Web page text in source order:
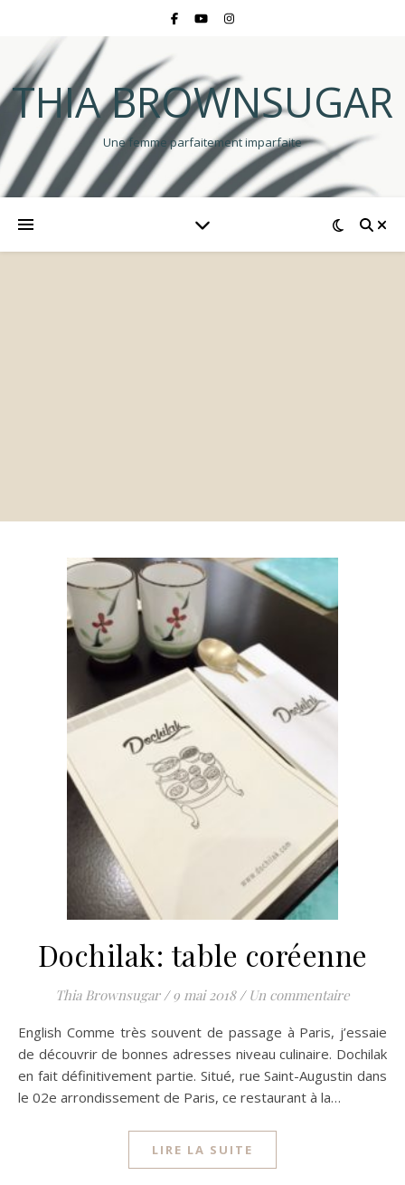
THIA BROWNSUGAR
Une femme parfaitement imparfaite
Dochilak: table coréenne
Thia Brownsugar / 9 mai 2018 / Un commentaire
English Comme très souvent de passage à Paris, j’essaie
de découvrir de bonnes adresses niveau culinaire. Dochilak
en fait définitivement partie. Situé, rue Saint-Augustin dans
le 02e arrondissement de Paris, ce restaurant à la…
LIRE LA SUITE